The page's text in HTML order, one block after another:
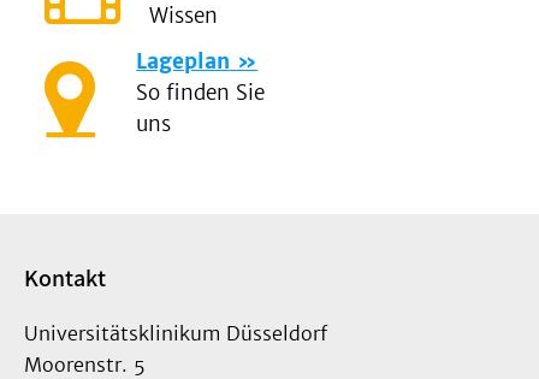
Wissen
Lageplan
So finden Sie
uns
Kontakt
Universitätsklinikum Düsseldorf
Moorenstr. 5